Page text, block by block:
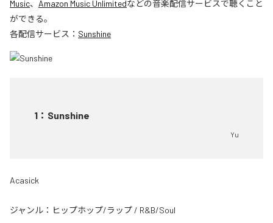
Music、 Amazon Music Unlimitedなどの音楽配信サービスで聴くこと
ができる。
各配信サービス： Sunshine
1 ： Sunshine
Yu
Acasick
ジャンル： ヒップホップ/ラップ / R&B/Soul